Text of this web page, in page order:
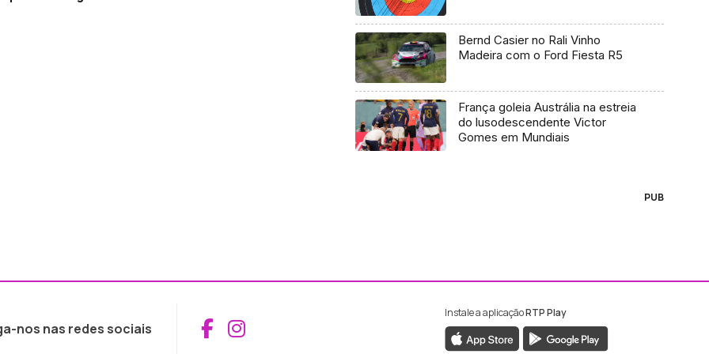
Bernd Casier no Rali Vinho
Madeira com o Ford Fiesta R5
França goleia Austrália na estreia
do lusodescendente Victor
Gomes em Mundiais
PUB
nos nas redes sociais Aceder ao Facebook da RTP Madeira
Aceder ao Instagram da RTP Madeira
Instale a aplicaçãoRTP Play